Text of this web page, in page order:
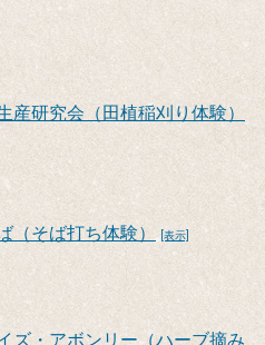
産研究会（田植稲刈り体験）
（そば打ち体験） [表示]
ズ・アボンリー（ハーブ摘み